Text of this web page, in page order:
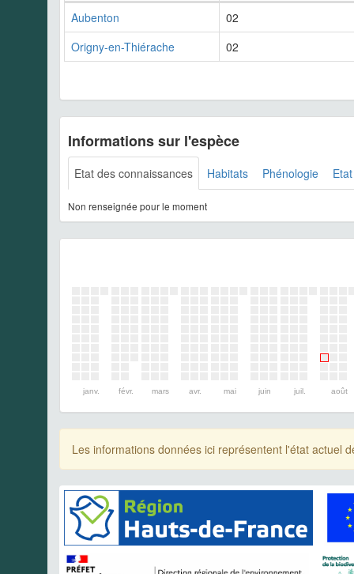
Aubenton
02
Origny-en-Thiérache
02
Informations sur l'espèce
Etat des connaissances Habitats Phénologie
Non renseignée pour le moment
janv. févr. mars avr. mai juin juil. août
Les informations données ici représentent l'état actuel